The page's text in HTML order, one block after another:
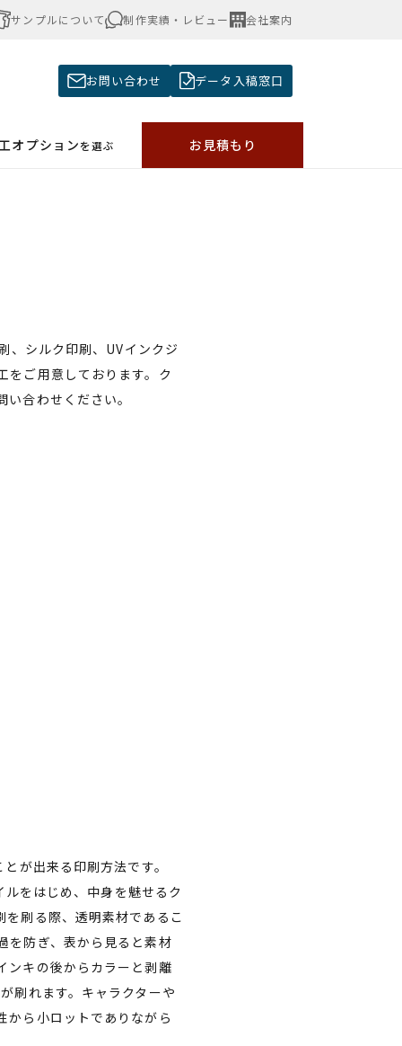
サンプルについて 制作実績・レビュー 会社案内
お問い合わせ データ入稿窓口
オプションを選ぶ お見積もり
、シルク印刷、UVインクジ
をご用意しております。ク
合わせください。
が出来る印刷方法です。
をはじめ、中身を魅せるク
刷る際、透明素材であるこ
を防ぎ、表から見ると素材
ンキの後からカラーと剥離
刷れます。キャラクターや
から小ロットでありながら